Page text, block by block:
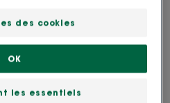
des cookies
les essentiels
OK